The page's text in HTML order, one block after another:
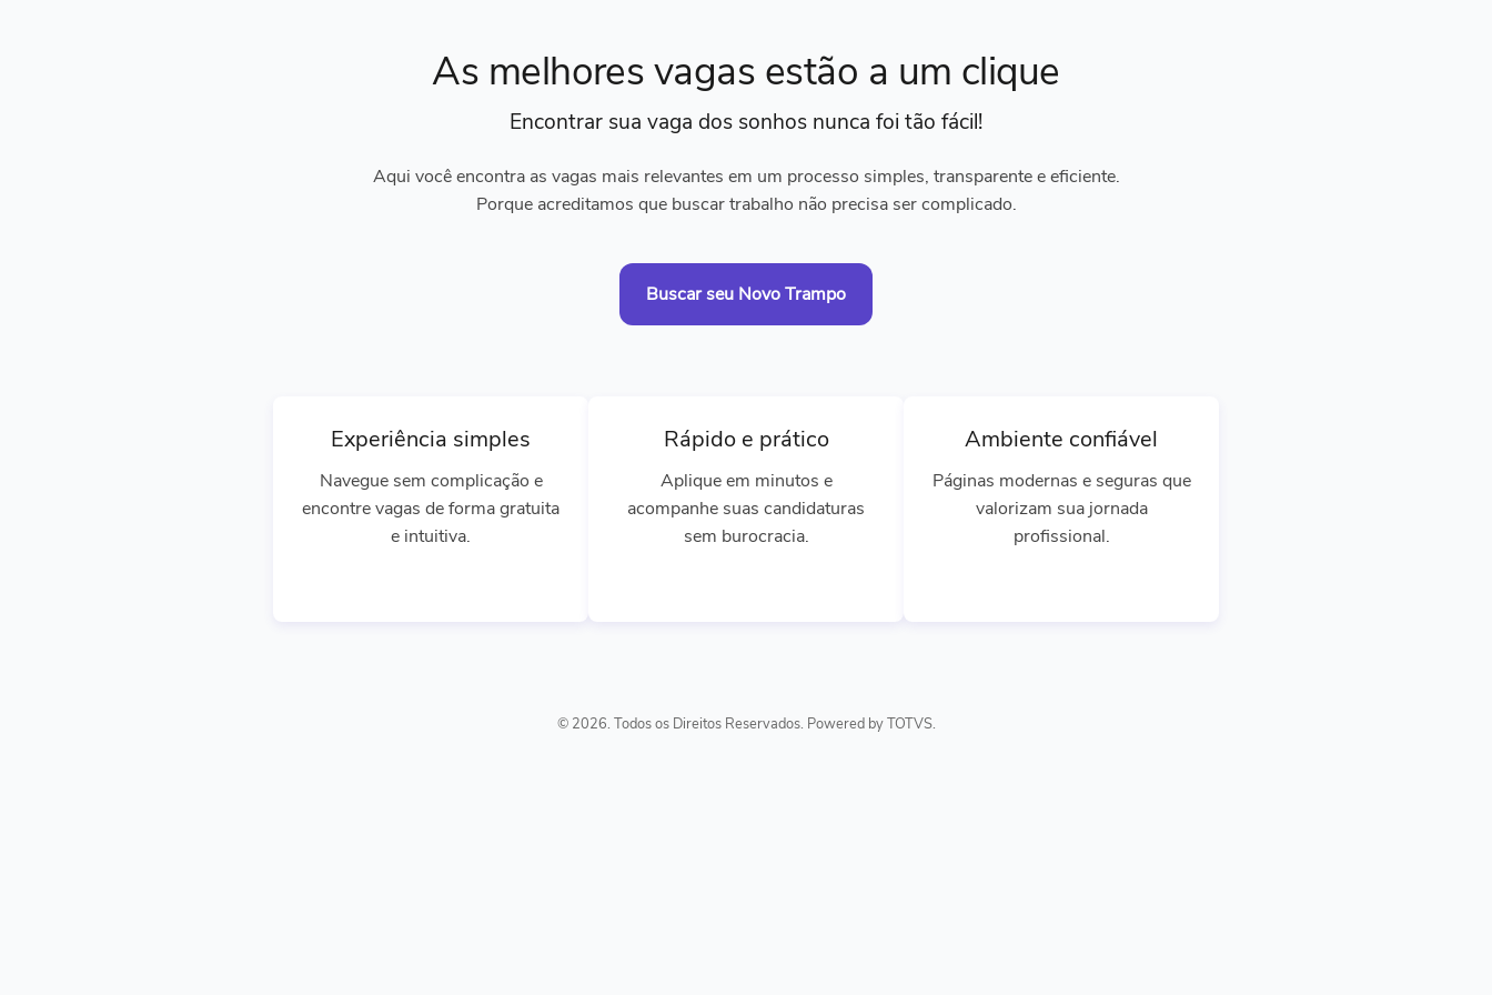
As melhores vagas estão a um clique
Encontrar sua vaga dos sonhos nunca foi tão fácil!
Aqui você encontra as vagas mais relevantes em um processo simples, transparente e eficiente.
Porque acreditamos que buscar trabalho não precisa ser complicado.
Buscar seu Novo Trampo
Experiência simples
Navegue sem complicação e
encontre vagas de forma gratuita
e intuitiva.
Rápido e prático
Aplique em minutos e
acompanhe suas candidaturas
sem burocracia.
Ambiente confiável
Páginas modernas e seguras que
valorizam sua jornada
profissional.
© 2026. Todos os Direitos Reservados. Powered by TOTVS.